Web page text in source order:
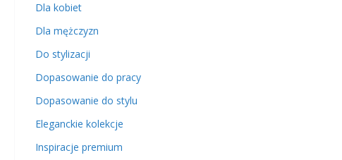
Dla kobiet
Dla mężczyzn
Do stylizacji
Dopasowanie do pracy
Dopasowanie do stylu
Eleganckie kolekcje
Inspiracje premium